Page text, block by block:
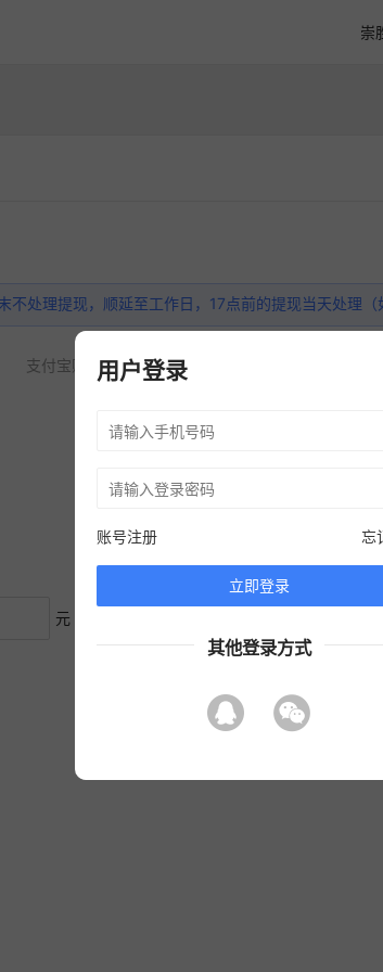
崇
处理提现，顺延至工作日，17点前的提现当天处理（
支付宝账号
元
用户登录
账号注册 忘
立即登录
其他登录方式